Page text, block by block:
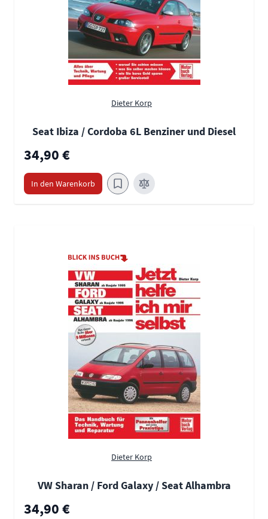
Dieter Korp
Seat Ibiza / Cordoba 6L Benziner und Diesel
34,90 €
In den Warenkorb
Dieter Korp
VW Sharan / Ford Galaxy / Seat Alhambra
34,90 €